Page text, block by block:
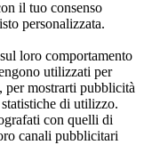
il tuo consenso
personalizzata.
loro comportamento
utilizzati per
per mostrarti pubblicità
di utilizzo.
con quelli di
canali pubblicitari